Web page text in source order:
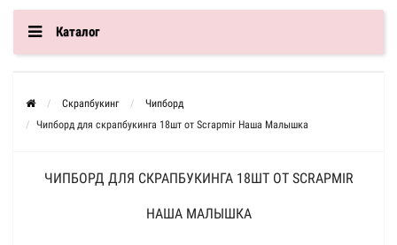
Каталог
Скрапбукинг
Чипборд
Чипборд для скрапбукинга 18шт от Scrapmir Наша Малышка
ЧИПБОРД ДЛЯ СКРАПБУКИНГА 18ШТ ОТ SCRAPMIR
НАША МАЛЫШКА